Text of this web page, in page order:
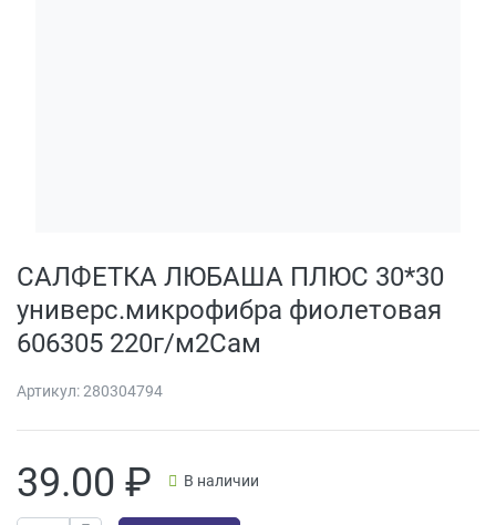
САЛФЕТКА ЛЮБАША ПЛЮС 30*30
универс.микрофибра фиолетовая
606305 220г/м2Сам
Артикул:280304794
39.00 ₽ В наличии